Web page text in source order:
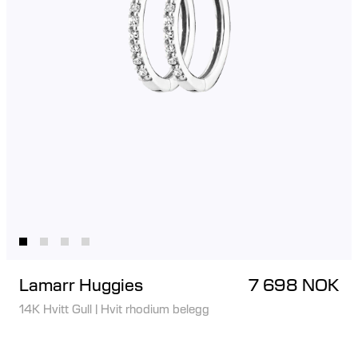
Lamarr Huggies 7 698 NOK
14K Hvitt Gull | Hvit rhodium belegg